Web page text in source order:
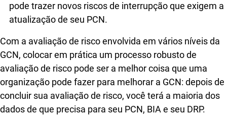
pode trazer novos riscos de interrupção que exigem a
atualização de seu PCN.
Com a avaliação de risco envolvida em vários níveis da
GCN, colocar em prática um processo robusto de
avaliação de risco pode ser a melhor coisa que uma
organização pode fazer para melhorar a GCN: depois de
concluir sua avaliação de risco, você terá a maioria dos
dados de que precisa para seu PCN, BIA e seu DRP.